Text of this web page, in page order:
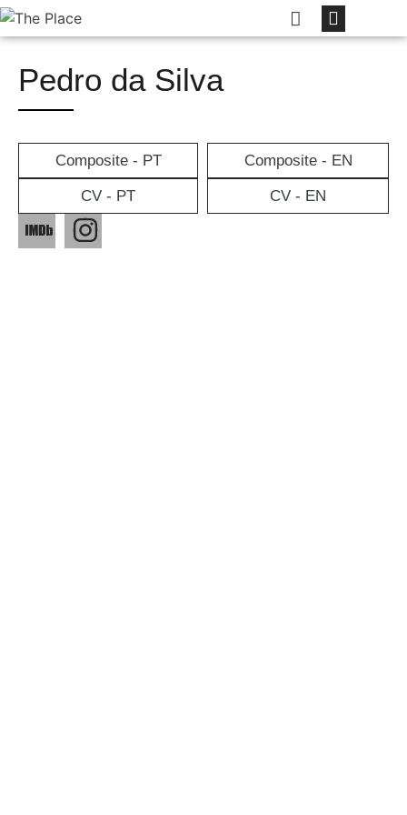
Pedro da Silva
Composite - PT Composite - EN
CV - PT CV - EN